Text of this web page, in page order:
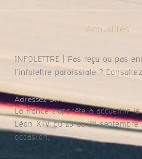
Actualités
INFOLETTRE | Pas reçu ou pas
l’infolettre paroissiale ?
Adressez Un Message Au Pape
La France s’apprête à accueillir le
Léon XIV du 25 au 28 septembre
occasion,